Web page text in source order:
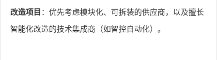
改造项目 ：优先考虑模块化、可拆装的供应商，以及擅长
智能化改造的技术集成商（如智控自动化）。